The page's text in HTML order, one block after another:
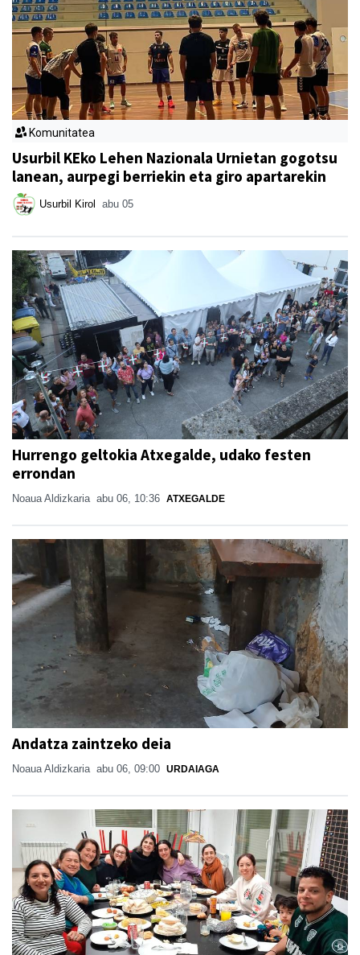
Komunitatea
Usurbil KEko Lehen Nazionala Urnietan gogotsu
lanean, aurpegi berriekin eta giro apartarekin
Usurbil Kirol abu 05
Hurrengo geltokia Atxegalde, udako festen
errondan
Noaua Aldizkaria abu 06, 10:36 ATXEGALDE
Andatza zaintzeko deia
Noaua Aldizkaria abu 06, 09:00 URDAIAGA